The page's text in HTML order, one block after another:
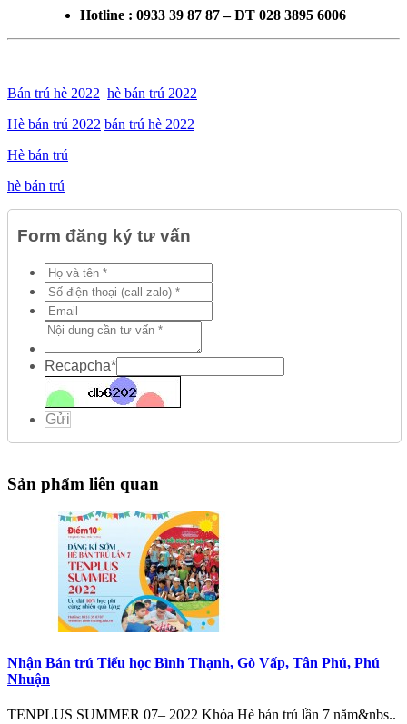
Hotline : 0933 39 87 87 – ĐT 028 3895 6006
Bán trú hè 2022 hè bán trú 2022
Hè bán trú 2022 bán trú hè 2022
Hè bán trú
hè bán trú
Form đăng ký tư vấn
Recapcha*
Gửi
Sản phẩm liên quan
Nhận Bán trú Tiểu học Bình Thạnh, Gò Vấp, Tân Phú, Phú
Nhuận
TENPLUS SUMMER 07– 2022 Khóa Hè bán trú lần 7 năm&nbs..